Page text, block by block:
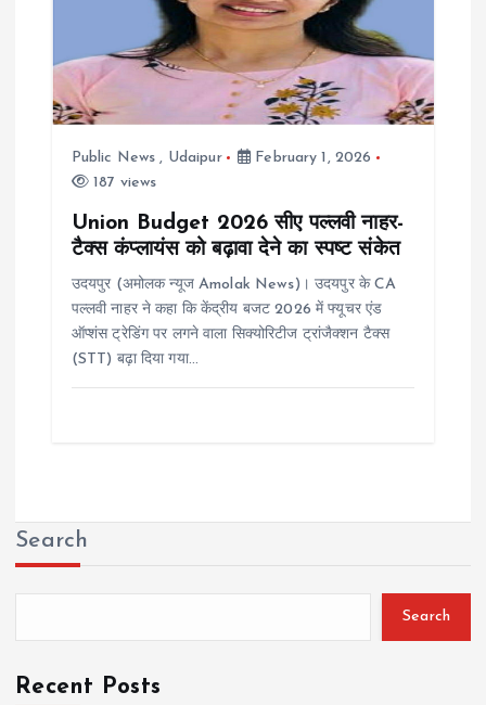
Public News , Udaipur
February 1, 2026
187 views
Union Budget 2026 सीए पल्लवी नाहर-
टैक्स कंप्लायंस को बढ़ावा देने का स्पष्ट संकेत
उदयपुर (अमोलक न्यूज Amolak News)। उदयपुर के CA
पल्लवी नाहर ने कहा कि केंद्रीय बजट 2026 में फ्यूचर एंड
ऑप्शंस ट्रेडिंग पर लगने वाला सिक्योरिटीज ट्रांजैक्शन टैक्स
(STT) बढ़ा दिया गया…
Search
Search
Recent Posts